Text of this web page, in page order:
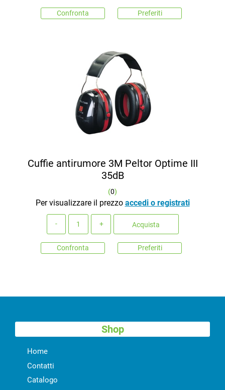
Confronta Preferiti
Cuffie antirumore 3M Peltor Optime III
35dB
(0)
Per visualizzare il prezzo accedi o registrati
Acquista
Confronta Preferiti
Shop
Home
Contatti
Catalogo